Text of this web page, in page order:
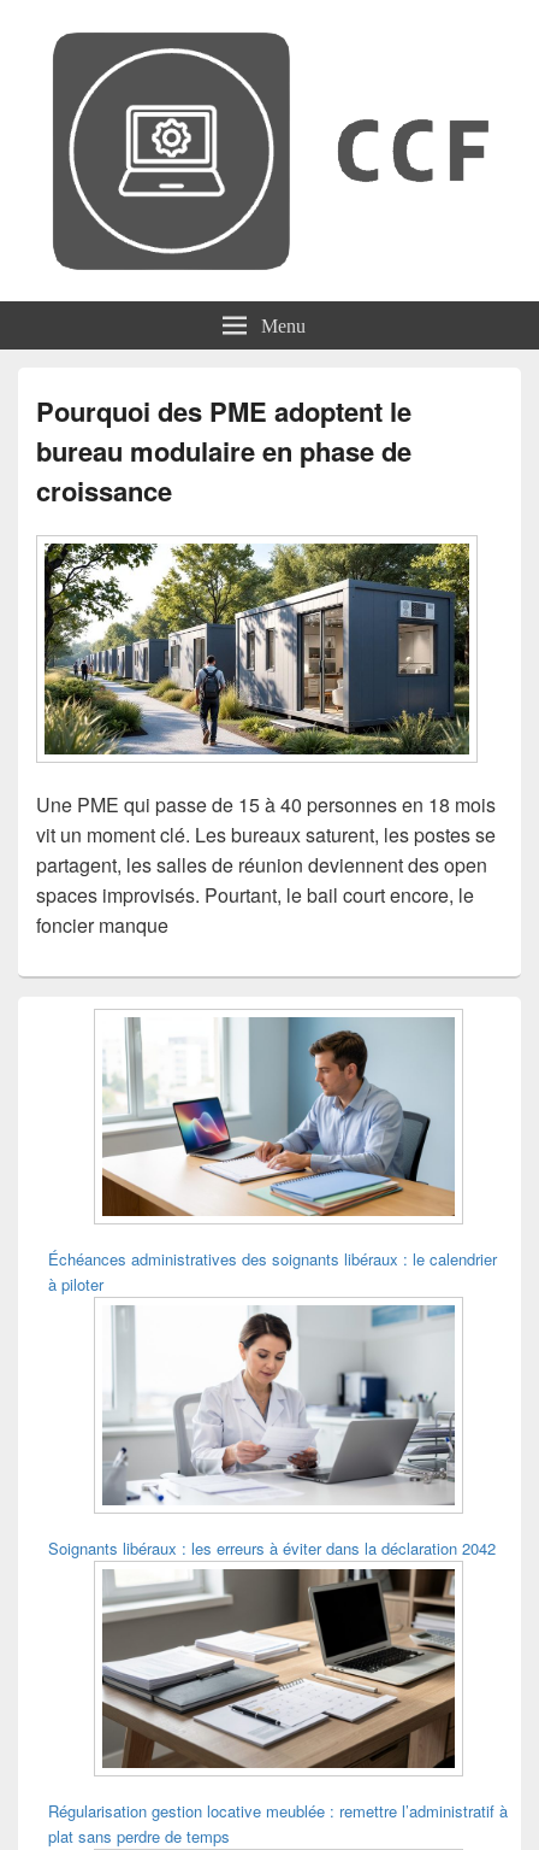
CCF Menu
Pourquoi des PME adoptent le
bureau modulaire en phase de
croissance
Une PME qui passe de 15 à 40 personnes en 18 mois
vit un moment clé. Les bureaux saturent, les postes se
partagent, les salles de réunion deviennent des open
spaces improvisés. Pourtant, le bail court encore, le
foncier manque
Échéances administratives des soignants libéraux : le calendrier
à piloter
Soignants libéraux : les erreurs à éviter dans la déclaration 2042
Régularisation gestion locative meublée : remettre l’administratif à
plat sans perdre de temps